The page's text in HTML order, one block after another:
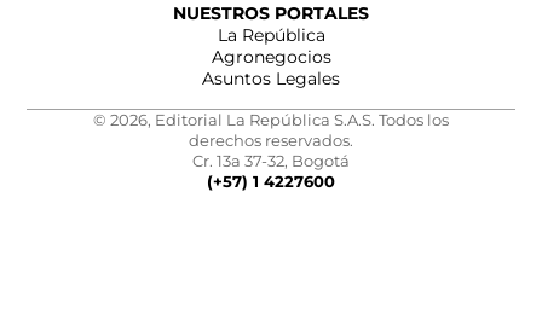
NUESTROS PORTALES
La República
Agronegocios
Asuntos Legales
© 2026, Editorial La República S.A.S. Todos los
derechos reservados.
Cr. 13a 37-32, Bogotá
(+57) 1 4227600